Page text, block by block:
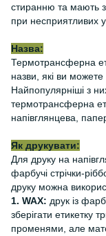
стиранню та мають
при несприятливих
Назва:
Термотрансферна
назви, які ви можете
Найпопулярніші з
термотрансферна
напівглянцева,
Як друкувати:
Для друку на
фарбучі стрічки-
друку можна
1. WAX: друк із
зберігати етикетку
променями, але